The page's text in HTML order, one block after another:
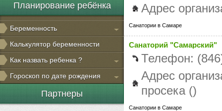
Планирование ребёнка
Беременность
Калькулятор беременности
Как назвать ребенка ?
Гороскоп по дате рождения
Партнеры
Адрес
Санатории в Самаре
Cанаторий "Самарский"
Телефон:
Адрес
просека ()
Санатории в Самаре